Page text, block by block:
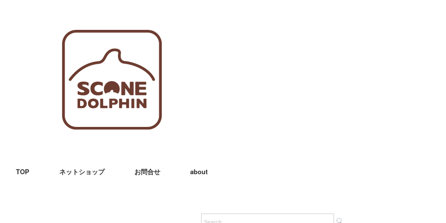
TOP ネットショップ お問合せ about